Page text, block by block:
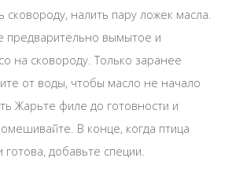
сковороду, налить пару ложек масла.
предварительно вымытое и
на сковороду. Только заранее
от воды, чтобы масло не начало
Жарьте филе до готовности и
В конце, когда птица
готова, добавьте специи.